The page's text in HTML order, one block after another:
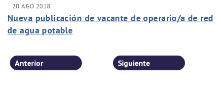
20 AGO 2018
Nueva publicación de vacante de operario/a de red
de agua potable
Anterior Siguiente